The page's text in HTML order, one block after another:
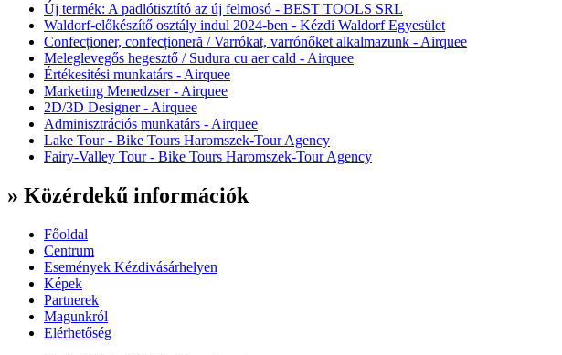
Új termék: A padlótisztító az új felmosó - BEST TOOLS SRL
Waldorf-előkészítő osztály indul 2024-ben - Kézdi Waldorf Egyesület
Confecționer, confecționeră / Varrókat, varrónőket alkalmazunk - Airquee
Meleglevegős hegesztő / Sudura cu aer cald - Airquee
Értékesitési munkatárs - Airquee
Marketing Menedzser - Airquee
2D/3D Designer - Airquee
Adminisztrációs munkatárs - Airquee
Lake Tour - Bike Tours Haromszek-Tour Agency
Fairy-Valley Tour - Bike Tours Haromszek-Tour Agency
» Közérdekű információk
Főoldal
Centrum
Események Kézdivásárhelyen
Képek
Partnerek
Magunkról
Elérhetőség